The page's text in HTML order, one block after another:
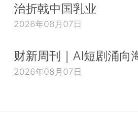
治折戟中国乳业
2026年08月07日
财新周刊｜AI短剧涌向
2026年08月07日